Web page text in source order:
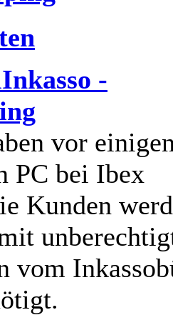
-
vor
PC bei Ibex
Kunden
vom